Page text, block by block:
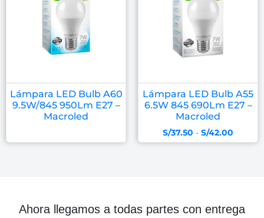
Lámpara LED Bulb A60
9.5W/845 950Lm E27 –
Macroled
Lámpara LED Bulb A55
6.5W 845 690Lm E27 –
Macroled
S/37.50 - S/42.00
Ahora llegamos a todas partes con entrega